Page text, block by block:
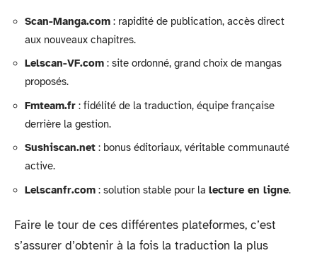
Scan-Manga.com : rapidité de publication, accès direct
aux nouveaux chapitres.
Lelscan-VF.com : site ordonné, grand choix de mangas
proposés.
Fmteam.fr : fidélité de la traduction, équipe française
derrière la gestion.
Sushiscan.net : bonus éditoriaux, véritable communauté
active.
Lelscanfr.com : solution stable pour la lecture en ligne.
Faire le tour de ces différentes plateformes, c’est
s’assurer d’obtenir à la fois la traduction la plus